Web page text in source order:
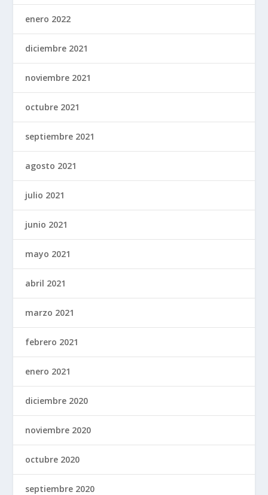
enero 2022
diciembre 2021
noviembre 2021
octubre 2021
septiembre 2021
agosto 2021
julio 2021
junio 2021
mayo 2021
abril 2021
marzo 2021
febrero 2021
enero 2021
diciembre 2020
noviembre 2020
octubre 2020
septiembre 2020